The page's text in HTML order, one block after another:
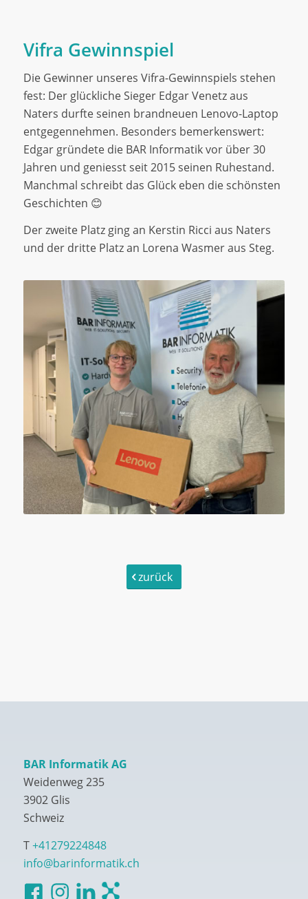
Vifra Gewinnspiel
Die Gewinner unseres Vifra-Gewinnspiels stehen
fest: Der glückliche Sieger Edgar Venetz aus
Naters durfte seinen brandneuen Lenovo-Laptop
entgegennehmen. Besonders bemerkenswert:
Edgar gründete die BAR Informatik vor über 30
Jahren und geniesst seit 2015 seinen Ruhestand.
Manchmal schreibt das Glück eben die schönsten
Geschichten 😊
Der zweite Platz ging an Kerstin Ricci aus Naters
und der dritte Platz an Lorena Wasmer aus Steg.
zurück
BAR Informatik AG
Weidenweg 235
3902 Glis
Schweiz
T+41279224848
info@barinformatik.ch